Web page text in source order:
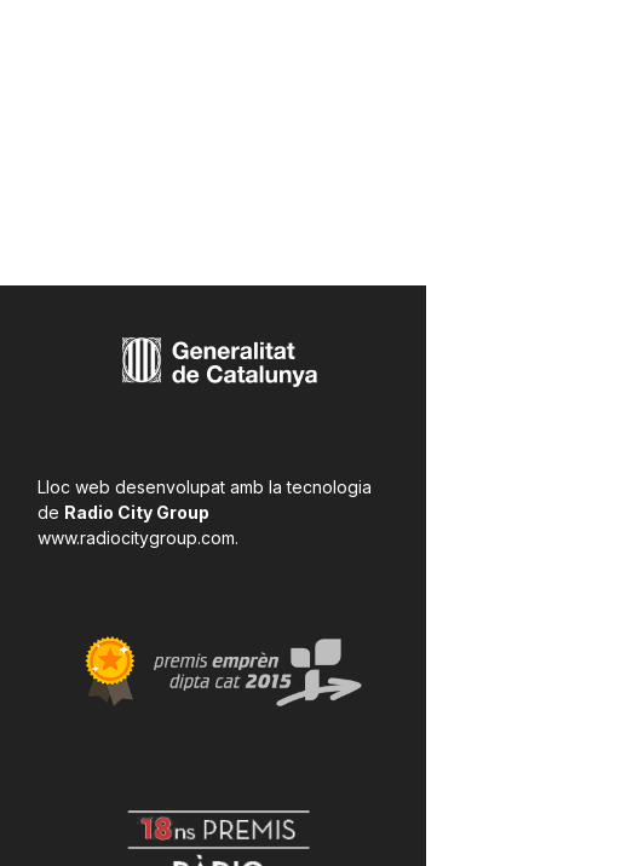
Lloc web desenvolupat amb la tecnologia
de Radio City Group
www.radiocitygroup.com.